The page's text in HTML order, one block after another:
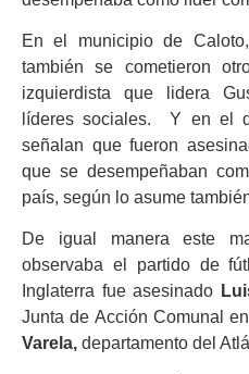
En el municipio de
también se cometieron
izquierdista que lidera
líderes sociales. Y en el
señalan que fueron
que se desempeñaban
país, según lo asume
De igual manera este
observaba el partido de
Inglaterra fue asesinado
Junta de Acción Comunal
Varela, departamento del